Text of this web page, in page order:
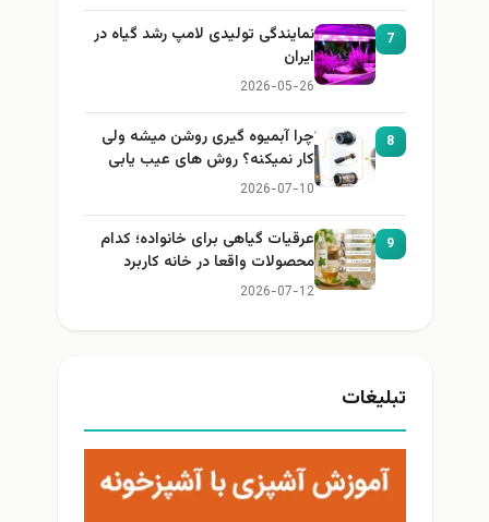
7
نمایندگی تولیدی لامپ رشد گیاه در
ایران
2026-05-26
8
چرا آبمیوه گیری روشن میشه ولی
کار نمیکنه؟ روش های عیب یابی
2026-07-10
9
عرقیات گیاهی برای خانواده؛ کدام
محصولات واقعا در خانه کاربرد
دارند؟
2026-07-12
تبلیغات